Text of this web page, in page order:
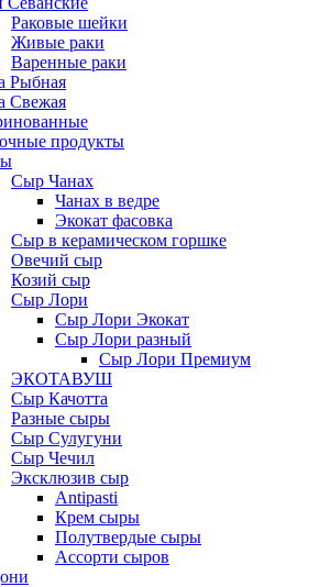
Раковые шейки
Живые раки
Варенные раки
Рыбная
Свежая
продукты
Сыр Чанах
Чанах в ведре
Экокат фасовка
Сыр в керамическом горшке
Овечий сыр
Козий сыр
Сыр Лори
Сыр Лори Экокат
Сыр Лори разный
Сыр Лори Премиум
ЭКОТАВУШ
Сыр Качотта
Разные сыры
Сыр Сулугуни
Сыр Чечил
Эксклюзив сыр
Antipasti
Крем сыры
Полутвердые сыры
Ассорти сыров